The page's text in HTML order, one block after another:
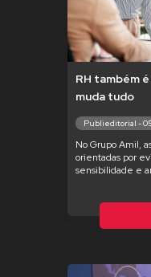
RH também
muda tudo
Publieditorial -
No Grupo Amil,
orientadas por
sensibilidade e